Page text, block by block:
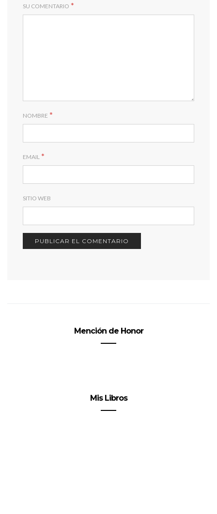
SU COMENTARIO *
NOMBRE *
EMAIL *
SITIO WEB
Mención de Honor
Mis Libros